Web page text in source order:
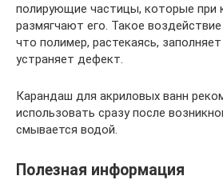
полирующие частицы, которые при
размягчают его. Такое
что полимер, растекаясь,
устраняет дефект.
Карандаш для акриловых ванн
использовать сразу после
смывается водой.
Полезная информация